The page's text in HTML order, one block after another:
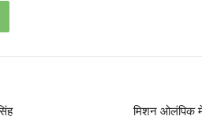
मिशन ओलंपिक